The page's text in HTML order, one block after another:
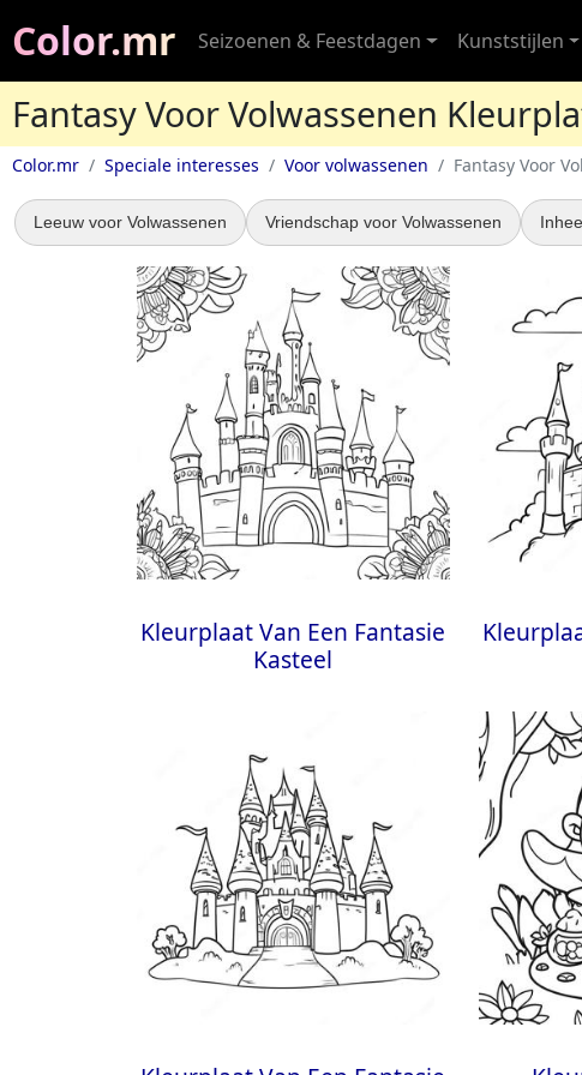
Color.mr Seizoenen & Feestdagen Kunststijlen
Fantasy Voor Volwassenen
Color.mr Speciale interesses Voor volwassenen Fantasy Voor
Leeuw voor Volwassenen Vriendschap voor Volwassenen
Kleurplaat Van Een Fantasie
Kasteel